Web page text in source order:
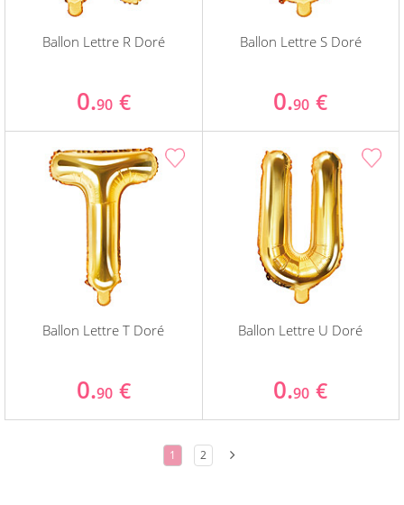
Ballon Lettre R Doré
0.90 €
Ballon Lettre S Doré
0.90 €
Ballon Lettre T Doré
0.90 €
Ballon Lettre U Doré
0.90 €
1 2